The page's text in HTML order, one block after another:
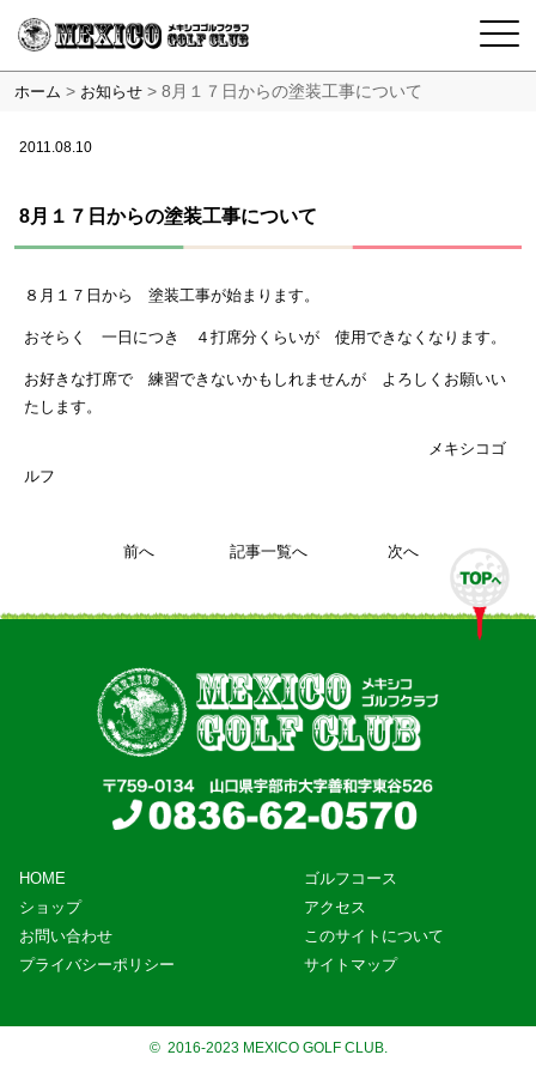
ホーム > お知らせ > 8月１７日からの塗装工事について
2011.08.10
8月１７日からの塗装工事について
８月１７日から 塗装工事が始まります。
おそらく 一日につき ４打席分くらいが 使用できなくなります。
お好きな打席で 練習できないかもしれませんが よろしくお願いい
たします。
メキシコゴ
ルフ
前へ 記事一覧へ 次へ
HOME
ゴルフコース
ショップ
アクセス
お問い合わせ
このサイトについて
プライバシーポリシー
サイトマップ
© 2016-2023 MEXICO GOLF CLUB.